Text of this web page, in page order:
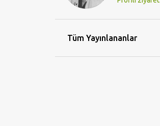
Tüm Yayınlananlar